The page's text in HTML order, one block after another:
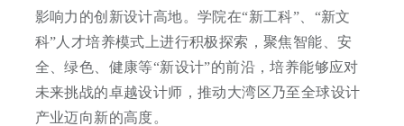
影响力的创新设计高地。学院在“新工科”、“新文
科”人才培养模式上进行积极探索，聚焦智能、安
全、绿色、健康等“新设计”的前沿，培养能够应对
未来挑战的卓越设计师，推动大湾区乃至全球设计
产业迈向新的高度。